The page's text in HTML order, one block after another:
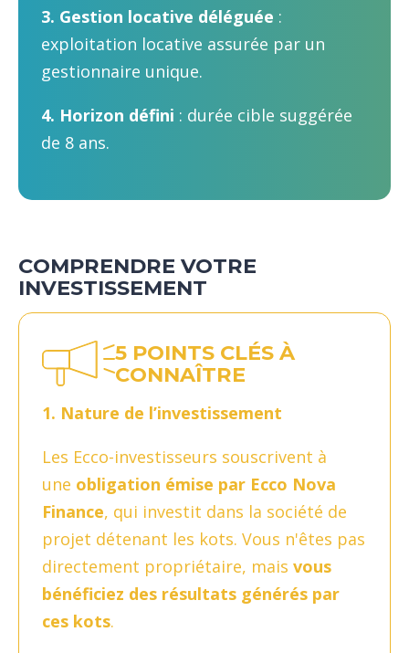
3. Gestion locative déléguée :
exploitation locative assurée par un
gestionnaire unique.
4. Horizon défini : durée cible suggérée
de 8 ans.
COMPRENDRE VOTRE
INVESTISSEMENT
5 POINTS CLÉS À
CONNAÎTRE
1. Nature de l’investissement
Les Ecco-investisseurs souscrivent à
une obligation émise par Ecco Nova
Finance, qui investit dans la société de
projet détenant les kots. Vous n'êtes pas
directement propriétaire, mais vous
bénéficiez des résultats générés par
ces kots.